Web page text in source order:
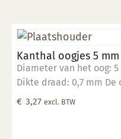
Kanthal oogjes 5 mm
Diameter van het oog:
Dikte draad: 0,7 mm
1400°C Geschikt om in
€ 3,27 excl. BTW